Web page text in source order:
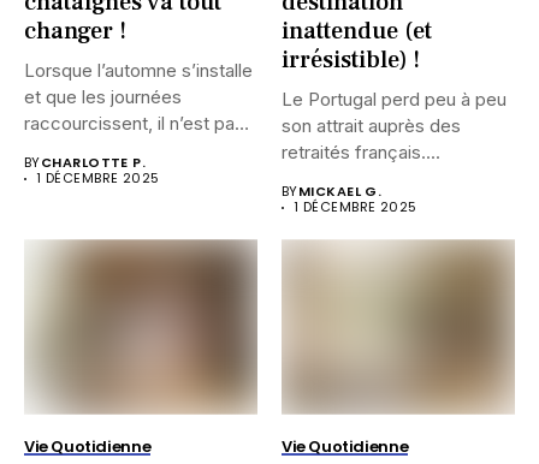
changer !
Lorsque l’automne s’installe
et que les journées
raccourcissent, il n’est pas
BYCHARLOTTE P.
1 DÉCEMBRE 2025
inattendue (et
irrésistible) !
Le Portugal perd peu à peu
son attrait auprès des
retraités français....
BYMICKAEL G.
1 DÉCEMBRE 2025
Vie Quotidienne Vie Quotidienne